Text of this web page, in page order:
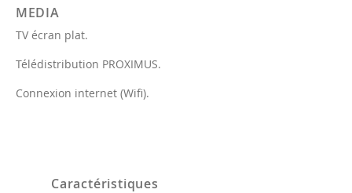
MEDIA
TV écran plat.
Télédistribution PROXIMUS.
Connexion internet (Wifi).
Caractéristiques